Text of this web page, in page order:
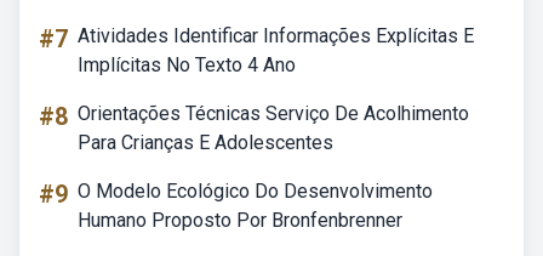
#7 Atividades Identificar Informações Explícitas E
Implícitas No Texto 4 Ano
#8 Orientações Técnicas Serviço De Acolhimento
Para Crianças E Adolescentes
#9 O Modelo Ecológico Do Desenvolvimento
Humano Proposto Por Bronfenbrenner